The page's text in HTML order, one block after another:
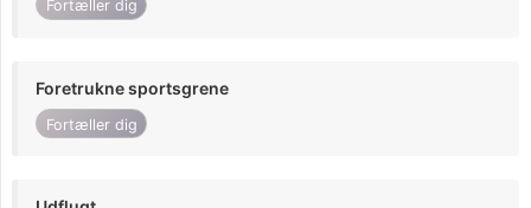
Fortæller dig
Foretrukne sportsgrene
Fortæller dig